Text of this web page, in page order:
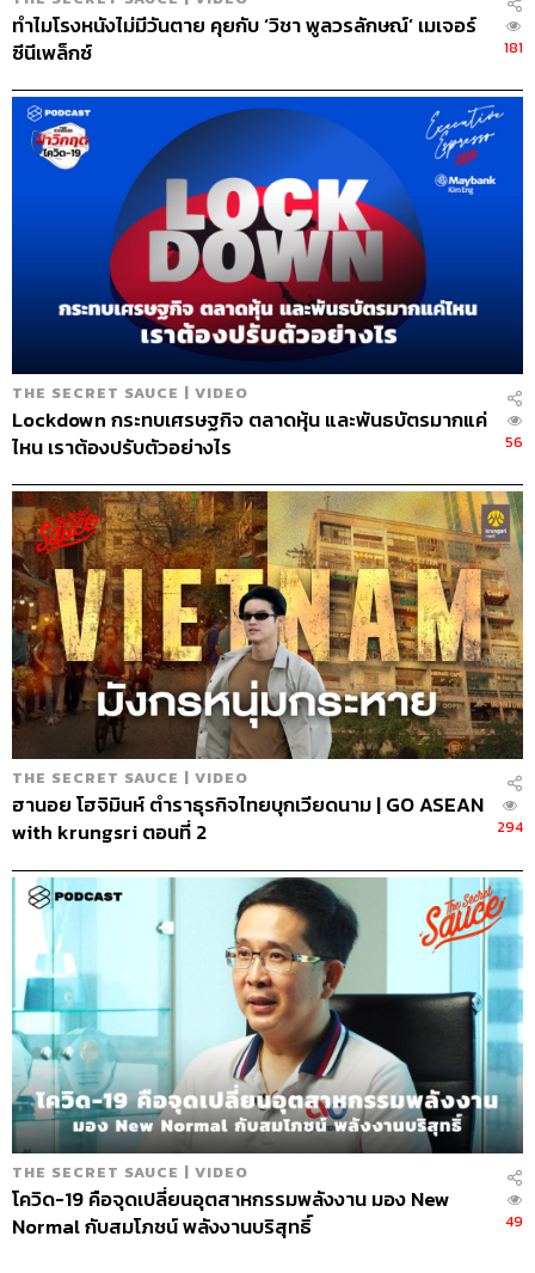
ทำไมโรงหนังไม่มีวันตาย คุยกับ ‘วิชา พูลวรลักษณ์’ เมเจอร์
ซีนีเพล็กซ์
181
THE SECRET SAUCE | VIDEO
Lockdown กระทบเศรษฐกิจ ตลาดหุ้น และพันธบัตรมากแค่
ไหน เราต้องปรับตัวอย่างไร
56
THE SECRET SAUCE | VIDEO
ฮานอย โฮจิมินห์ ตำราธุรกิจไทยบุกเวียดนาม | GO ASEAN
with krungsri ตอนที่ 2
294
THE SECRET SAUCE | VIDEO
โควิด-19 คือจุดเปลี่ยนอุตสาหกรรมพลังงาน มอง New
Normal กับสมโภชน์ พลังงานบริสุทธิ์
49